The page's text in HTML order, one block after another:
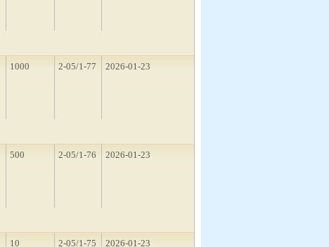
1000 2-05/1-77 2026-01-23
500 2-05/1-76 2026-01-23
10 2-05/1-75 2026-01-23